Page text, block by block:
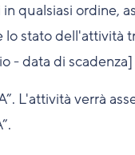
qualsiasi ordine,
stato dell'attività
- data di
L'attività verrà